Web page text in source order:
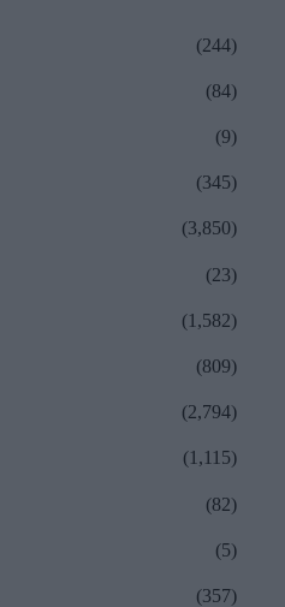
(244)
(84)
(9)
(345)
(3,850)
(23)
(1,582)
(809)
(2,794)
(1,115)
(82)
(5)
(357)